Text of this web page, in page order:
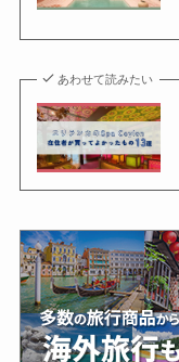
あわせて読みたい